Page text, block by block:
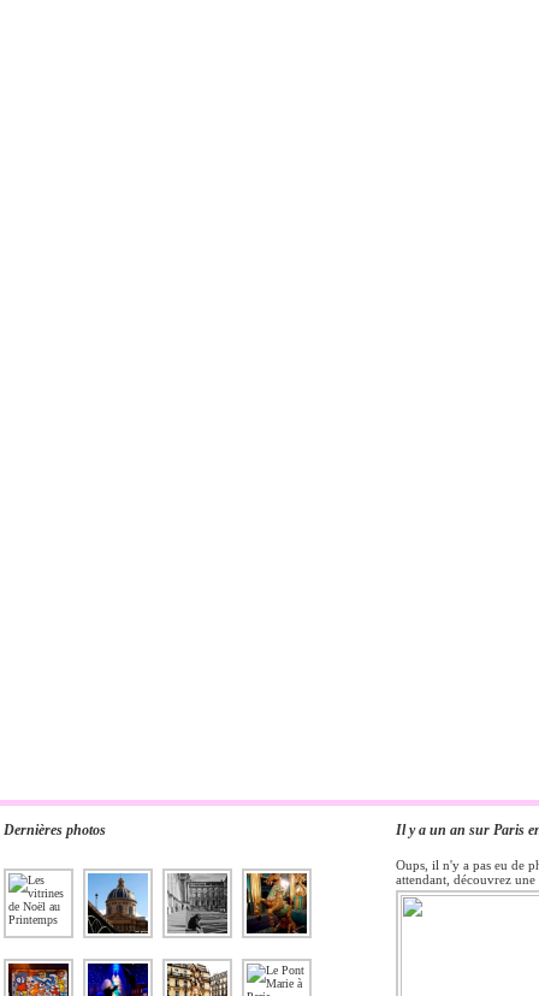
Dernières photos Il y a un an sur Paris
Oups, il n'y a pas eu de
attendant, découvrez